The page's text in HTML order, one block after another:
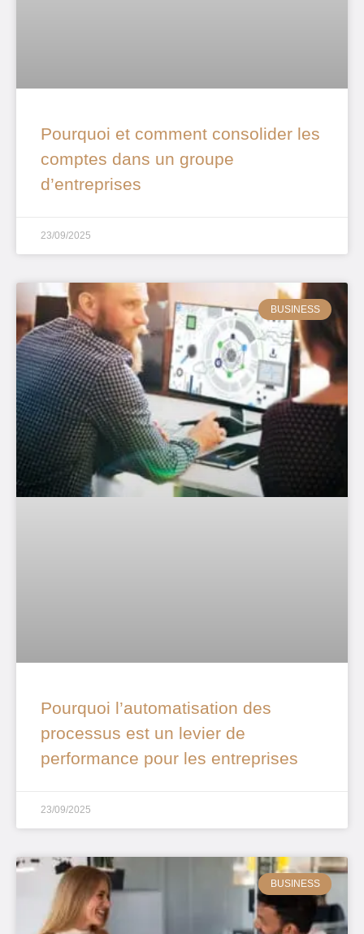
Pourquoi et comment consolider les
comptes dans un groupe
d’entreprises
23/09/2025
BUSINESS
Pourquoi l’automatisation des
processus est un levier de
performance pour les entreprises
23/09/2025
BUSINESS